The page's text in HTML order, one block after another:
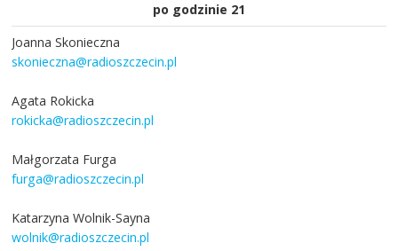
po godzinie 21
Joanna Skonieczna
skonieczna@radioszczecin.pl
Agata Rokicka
rokicka@radioszczecin.pl
Małgorzata Furga
furga@radioszczecin.pl
Katarzyna Wolnik-Sayna
wolnik@radioszczecin.pl